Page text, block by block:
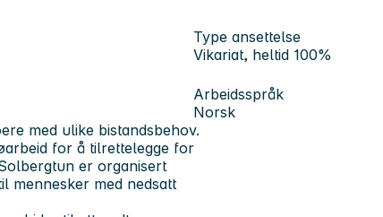
Type ansettelse
Vikariat, heltid 100%
Arbeidsspråk
Norsk
med ulike bistandsbehov.
for å tilrettelegge for
er organisert
mennesker med nedsatt